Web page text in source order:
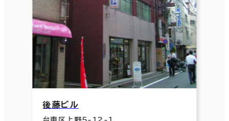
後藤ビル